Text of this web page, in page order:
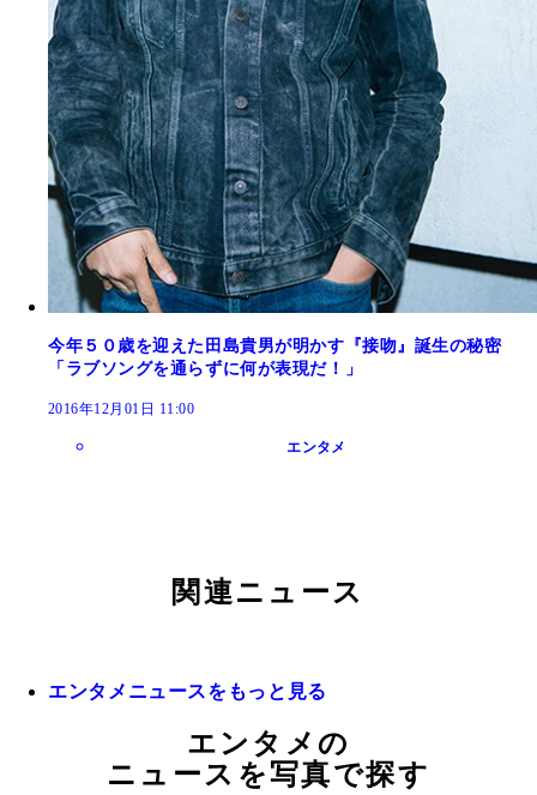
今年５０歳を迎えた田島貴男が明かす『接吻』誕生の秘密
「ラブソングを通らずに何が表現だ！」
2016年12月01日 11:00
エンタメ
関連ニュース
エンタメニュースをもっと見る
エンタメの
ニュースを写真で探す